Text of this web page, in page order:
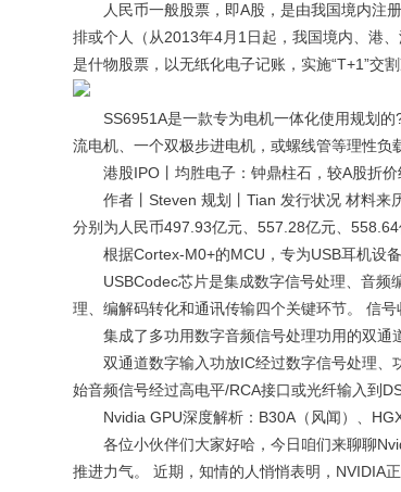
人民币一般股票，即A股，是由我国境内注册
排或个人（从2013年4月1日起，我国境内、港
是什物股票，以无纸化电子记账，实施“T+1”交
SS6951A是一款专为电机一体化使用规划的?
流电机、一个双极步进电机，或螺线管等理性
港股IPO丨均胜电子：钟鼎柱石，较A股折价
作者丨Steven 规划丨Tian 发行状况 材料来
分别为人民币497.93亿元、557.28亿元、
根据Cortex-M0+的MCU，专为USB耳机设
USBCodec芯片是集成数字信号处理、音频
理、编解码转化和通讯传输四个关键环节。 信
集成了多功用数字音频信号处理功用的双通
双通道数字输入功放IC经过数字信号处理、
始音频信号经过高电平/RCA接口或光纤输入到
Nvidia GPU深度解析：B30A（风闻）、
各位小伙伴们大家好哈，今日咱们来聊聊
推进力气。 近期，知情的人悄悄表明，NVIDIA